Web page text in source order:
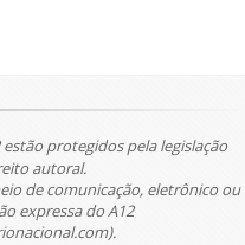
protegidos pela legislação
autoral.
de comunicação, eletrônico ou
expressa do A12